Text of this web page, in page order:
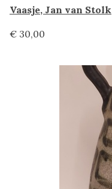
Vaasje, Jan van Stolk
€ 30,00